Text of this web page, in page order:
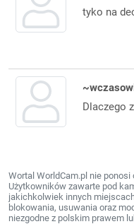
tyko na
Dlaczego
Wortal WorldCam.pl nie
Użytkowników zawarte pod
jakichkolwiek innych
blokowania, usuwania oraz
niezgodne z polskim prawem